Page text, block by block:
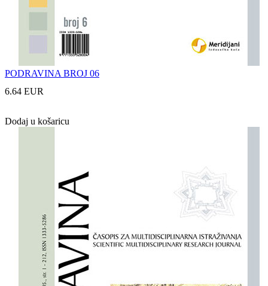
PODRAVINA BROJ 06
6.64 EUR
Dodaj u košaricu